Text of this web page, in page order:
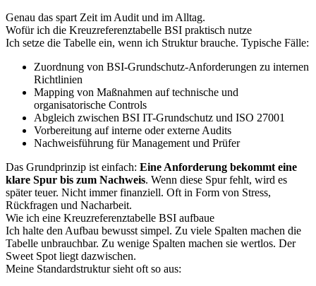
Genau das spart Zeit im Audit und im Alltag.
Wofür ich die Kreuzreferenztabelle BSI praktisch nutze
Ich setze die Tabelle ein, wenn ich Struktur brauche. Typische Fälle:
Zuordnung von BSI-Grundschutz-Anforderungen zu internen
Richtlinien
Mapping von Maßnahmen auf technische und
organisatorische Controls
Abgleich zwischen BSI IT-Grundschutz und ISO 27001
Vorbereitung auf interne oder externe Audits
Nachweisführung für Management und Prüfer
Das Grundprinzip ist einfach: Eine Anforderung bekommt eine
klare Spur bis zum Nachweis. Wenn diese Spur fehlt, wird es
später teuer. Nicht immer finanziell. Oft in Form von Stress,
Rückfragen und Nacharbeit.
Wie ich eine Kreuzreferenztabelle BSI aufbaue
Ich halte den Aufbau bewusst simpel. Zu viele Spalten machen die
Tabelle unbrauchbar. Zu wenige Spalten machen sie wertlos. Der
Sweet Spot liegt dazwischen.
Meine Standardstruktur sieht oft so aus: